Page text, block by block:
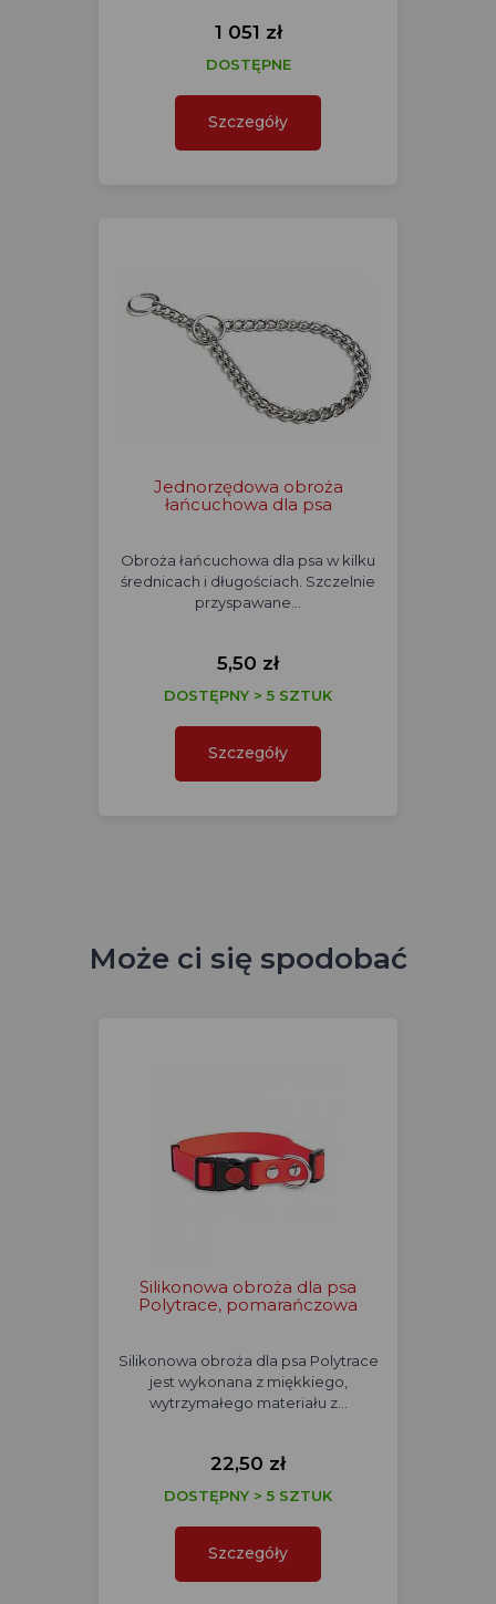
1 051 zł
DOSTĘPNE
Szczegóły
Jednorzędowa obroża
łańcuchowa dla psa
Obroża łańcuchowa dla psa w kilku
średnicach i długościach. Szczelnie
przyspawane…
5,50 zł
DOSTĘPNY > 5 SZTUK
Szczegóły
Może ci się spodobać
Silikonowa obroża dla psa
Polytrace, pomarańczowa
Silikonowa obroża dla psa Polytrace
jest wykonana z miękkiego,
wytrzymałego materiału z…
22,50 zł
DOSTĘPNY > 5 SZTUK
Szczegóły